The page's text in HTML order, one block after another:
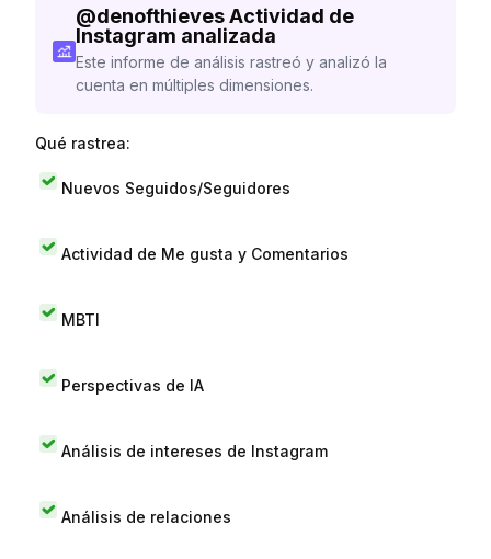
@denofthievesActividad de
Instagram analizada
Este informe de análisis rastreó y analizó la
cuenta en múltiples dimensiones.
Qué rastrea:
Nuevos Seguidos/Seguidores
Actividad de Me gusta y Comentarios
MBTI
Perspectivas de IA
Análisis de intereses de Instagram
Análisis de relaciones